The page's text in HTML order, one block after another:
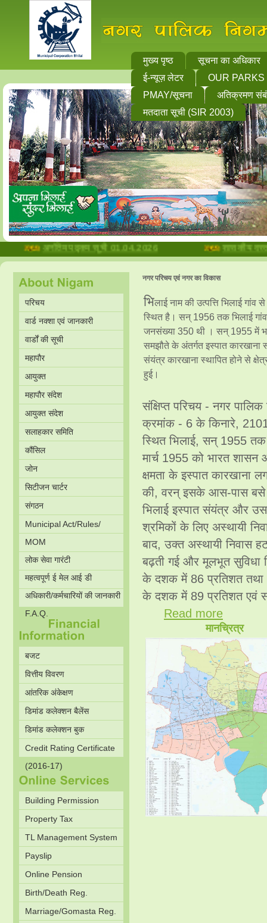
मुख्य पृष्ठ
सूचना का अधिकार
ई-न्यूज़ लेटर
OUR PARKS
PMAY/सूचना
अतिक्रमण
मतदाता सूची (SIR 2003)
अनंतिम पद्र्कम सूची 01.04.2026 शासकीय दस्तावेज
परिचय
वार्ड नक्शा एवं जानकारी
वार्डों की सूची
महापौर
आयुक्त
महापौर संदेश
आयुक्त संदेश
सलाहकार समिति
कौंसिल
जोन
सिटीजन चार्टर
संगठन
Municipal Act/Rules/
MOM
लोक सेवा गारंटी
महत्वपूर्ण ई मेल आई डी
अधिकारी/कर्मचारियों की जानकारी
F.A.Q.
बजट
वित्तीय विवरण
आंतरिक अंकेक्षण
डिमांड कलेक्शन बैलेंस
डिमांड कलेक्शन बुक
Credit Rating Certificate
(2016-17)
Building Permission
Property Tax
TL Management System
Payslip
Online Pension
Birth/Death Reg.
Marriage/Gomasta Reg.
नगर परिचय एवं नगर का विकास
भिलाई नाम की उत्पत्ति भिलाई
स्थित है। सन् 1956 तक भिलाई गांव
जनसंख्या 350 थी । सन् 1955 में
समझौते के अंतर्गत इस्पात कारखाना
संयंत्र कारखाना स्थापित होने से क्षेत्र
हुई।
संक्षिप्त परिचय - नगर
क्रमांक - 6 के किनारे,
स्थित भिलाई, सन् 1955 तक
मार्च 1955 को भारत
क्षमता के इस्पात कारखाना
की, वरन् इसके आस-पास बसे
भिलाई इस्पात संयंत्र और
श्रमिकों के लिए अस्थायी
बाद, उक्त अस्थायी निवास
बढ़ती गई और मूलभूत सुविधा
के दशक में 86 प्रतिशत तथा
के दशक में 89 प्रतिशत एवं
Read more
मानच्रित्र